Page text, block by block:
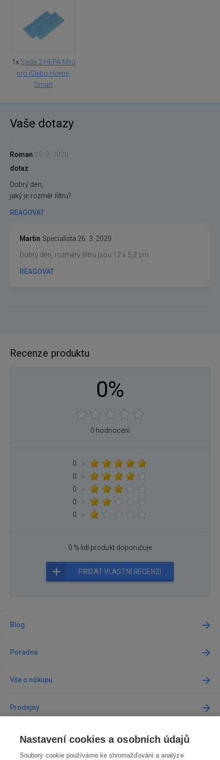
1x Sada 2 HEPA filtrů
pro iClebo Home,
Smart
Vaše dotazy
Roman 25. 3. 2020
dotaz
Dobrý den,
jaký je rozměr filtru?
REAGOVAT
Martin Specialista 26. 3. 2020
Dobrý den, rozměry filtru jsou 12 x 5,2 cm
REAGOVAT
Recenze produktu
0%
0 hodnocení
0
×
0
×
0
×
0
×
0
×
0 % lidí produkt doporučuje
PŘIDAT VLASTNÍ RECENZI
Blog
Poradna
Vše o nákupu
Prodejny
Kontakt
Nastavení cookies a osobních údajů
Soubory cookie používáme ke shromažďování a analýze